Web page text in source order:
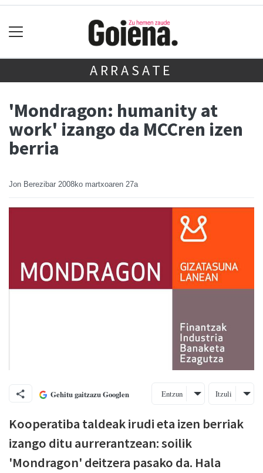
ARRASATE
'Mondragon: humanity at
work' izango da MCCren izen
berria
Jon Berezibar 2008ko martxoaren 27a
Gehitu gaitzazu Googlen Entzun Itzuli
Kooperatiba taldeak irudi eta izen berriak
izango ditu aurrerantzean: soilik
'Mondragon' deitzera pasako da. Hala